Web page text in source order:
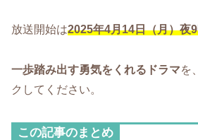
放送開始は2025年4月14日（月）夜
一歩踏み出す勇気をくれるドラマを
クしてください。
この記事のまとめ